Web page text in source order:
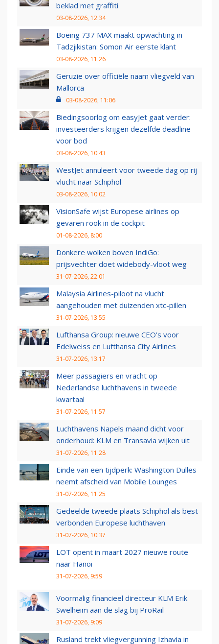
beklad met graffiti
03-08-2026, 12:34
Boeing 737 MAX maakt opwachting in
Tadzjikistan: Somon Air eerste klant
03-08-2026, 11:26
Geruzie over officiële naam vliegveld van
Mallorca
03-08-2026, 11:06
Biedingsoorlog om easyJet gaat verder:
investeerders krijgen dezelfde deadline
voor bod
03-08-2026, 10:43
WestJet annuleert voor tweede dag op rij
vlucht naar Schiphol
03-08-2026, 10:02
VisionSafe wijst Europese airlines op
gevaren rook in de cockpit
01-08-2026, 8:00
Donkere wolken boven IndiGo:
prijsvechter doet widebody-vloot weg
31-07-2026, 22:01
Malaysia Airlines-piloot na vlucht
aangehouden met duizenden xtc-pillen
31-07-2026, 13:55
Lufthansa Group: nieuwe CEO’s voor
Edelweiss en Lufthansa City Airlines
31-07-2026, 13:17
Meer passagiers en vracht op
Nederlandse luchthavens in tweede
kwartaal
31-07-2026, 11:57
Luchthavens Napels maand dicht voor
onderhoud: KLM en Transavia wijken uit
31-07-2026, 11:28
Einde van een tijdperk: Washington Dulles
neemt afscheid van Mobile Lounges
31-07-2026, 11:25
Gedeelde tweede plaats Schiphol als best
verbonden Europese luchthaven
31-07-2026, 10:37
LOT opent in maart 2027 nieuwe route
naar Hanoi
31-07-2026, 9:59
Voormalig financieel directeur KLM Erik
Swelheim aan de slag bij ProRail
31-07-2026, 9:09
Rusland trekt vliegvergunning Izhavia in